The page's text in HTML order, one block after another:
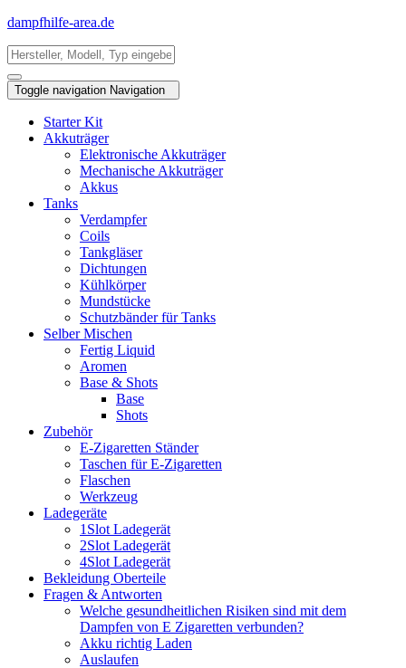
dampfhilfe-area.de
Toggle navigation Navigation
Starter Kit
Akkuträger
Elektronische Akkuträger
Mechanische Akkuträger
Akkus
Tanks
Verdampfer
Coils
Tankgläser
Dichtungen
Kühlkörper
Mundstücke
Schutzbänder für Tanks
Selber Mischen
Fertig Liquid
Aromen
Base & Shots
Base
Shots
Zubehör
E-Zigaretten Ständer
Taschen für E-Zigaretten
Flaschen
Werkzeug
Ladegeräte
1Slot Ladegerät
2Slot Ladegerät
4Slot Ladegerät
Bekleidung Oberteile
Fragen & Antworten
Welche gesundheitlichen Risiken sind mit dem
Dampfen von E Zigaretten verbunden?
Akku richtig Laden
Auslaufen